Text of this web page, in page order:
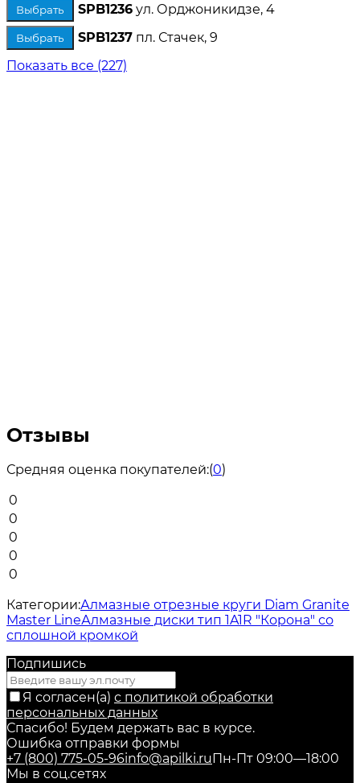
Выбрать SPB1236 ул. Орджоникидзе, 4
Выбрать SPB1237 пл. Стачек, 9
Показать все (227)
Отзывы
Средняя оценка покупателей:(0)
0
0
0
0
0
Категории:Алмазные отрезные круги Diam Granite
Master LineАлмазные диски тип 1A1R "Корона" со
сплошной кромкой
Подпишись
Я согласен(a) с политикой обработки
персональных данных
Спасибо! Будем держать вас в курсе.
Ошибка отправки формы
+7 (800) 775-05-96info@apilki.ru Пн-Пт 09:00—18:00
Мы в соц.сетях